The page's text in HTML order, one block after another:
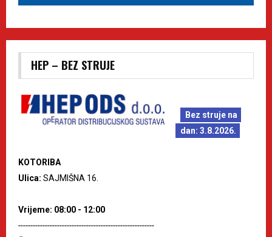
HEP – BEZ STRUJE
Bez struje na
dan: 3.8.2026.
KOTORIBA
Ulica: SAJMIŠNA 16.
Vrijeme: 08:00 - 12:00
--------------------------------------------------------